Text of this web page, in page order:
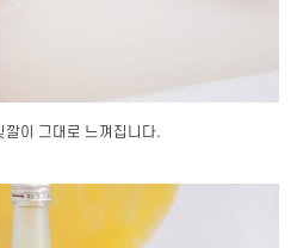
깔이 그대로 느껴집니다.